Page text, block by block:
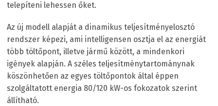
telepíteni lehessen őket.
Az új modell alapját a dinamikus teljesítményelosztó
rendszer képezi, ami intelligensen osztja el az energiát
több töltőpont, illetve jármű között, a mindenkori
igények alapján. A széles teljesítménytartománynak
köszönhetően az egyes töltőpontok által éppen
szolgáltatott energia 80/120 kW-os fokozatok szerint
állítható.